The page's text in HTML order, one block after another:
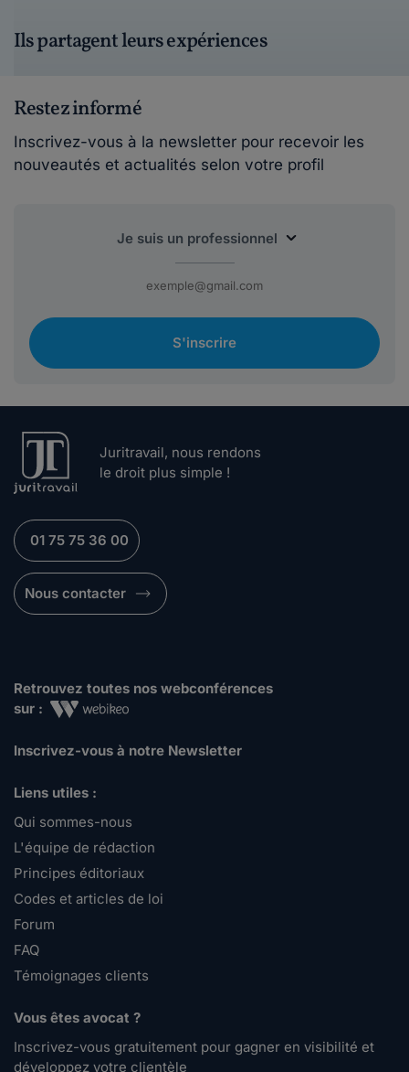
Ils partagent leurs expériences
Restez informé
Inscrivez-vous à la newsletter pour recevoir les
nouveautés et actualités selon votre profil
S'inscrire
Juritravail, nous rendons
le droit plus simple !
01 75 75 36 00
Nous contacter
Retrouvez toutes nos webconférences
sur :
Inscrivez-vous à notre Newsletter
Liens utiles :
Qui sommes-nous
L'équipe de rédaction
Principes éditoriaux
Codes et articles de loi
Forum
FAQ
Témoignages clients
Vous êtes avocat ?
Inscrivez-vous gratuitement pour gagner en visibilité et
développez votre clientèle